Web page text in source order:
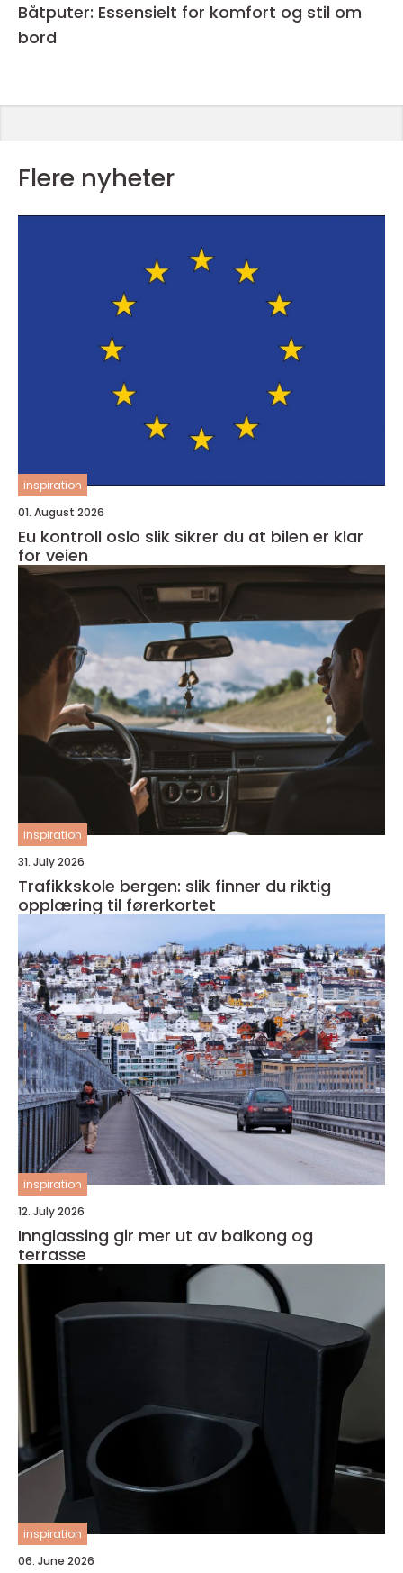
Båtputer: Essensielt for komfort og stil om
bord
Flere nyheter
inspiration
01. August 2026
Eu kontroll oslo slik sikrer du at bilen er klar
for veien
inspiration
31. July 2026
Trafikkskole bergen: slik finner du riktig
opplæring til førerkortet
inspiration
12. July 2026
Innglassing gir mer ut av balkong og
terrasse
inspiration
06. June 2026